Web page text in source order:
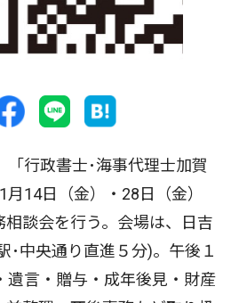
行政書士･海事代理士加賀
14日（金）・28日（金）
談会を行う。会場は、日吉
･中央通り直進５分)。午後１
遺言・贈与・成年後見・財産